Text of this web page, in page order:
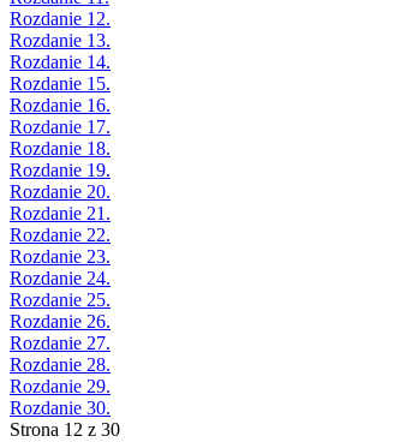
Rozdanie 12.
Rozdanie 13.
Rozdanie 14.
Rozdanie 15.
Rozdanie 16.
Rozdanie 17.
Rozdanie 18.
Rozdanie 19.
Rozdanie 20.
Rozdanie 21.
Rozdanie 22.
Rozdanie 23.
Rozdanie 24.
Rozdanie 25.
Rozdanie 26.
Rozdanie 27.
Rozdanie 28.
Rozdanie 29.
Rozdanie 30.
Strona 12 z 30